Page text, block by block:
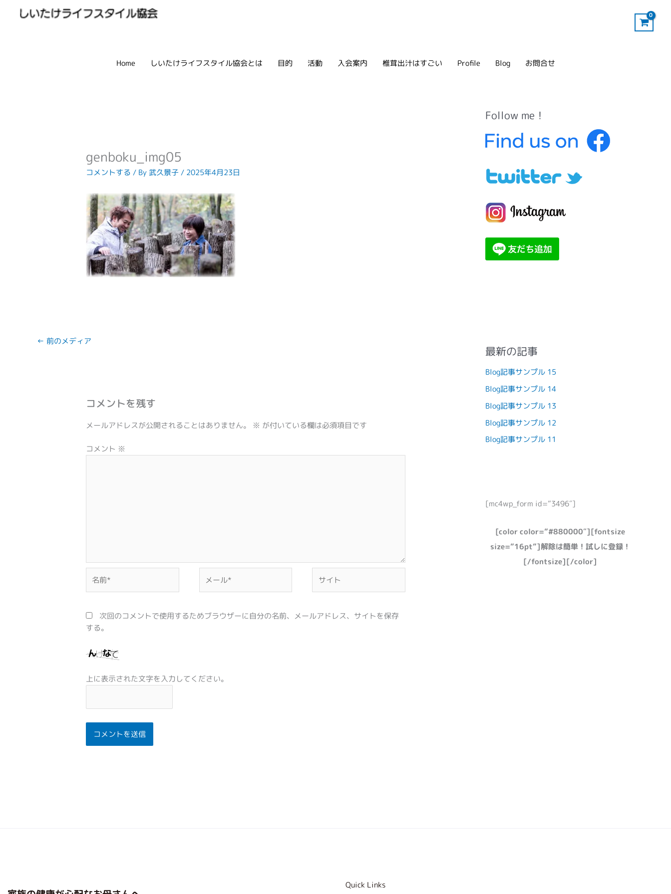
Home しいたけライフスタイル協会とは 目的 活動 入会案内 椎茸出汁はすごい Profile Blog お問合せ
genboku_img05
コメントする / By 武久景子/ 2025年4月23日
← 前のメディア
コメントを残す
メールアドレスが公開されることはありません。 ※ が付いている欄は必須項目です
コメント ※
前
次回のコメントで使用するためブラウザーに自分の名前、メールアドレス、サイトを保存
する。
上に表示された文字を入力してください。
Follow me！
最新の記事
Blog記事サンプル 15
Blog記事サンプル 14
Blog記事サンプル 13
Blog記事サンプル 12
Blog記事サンプル 11
[mc4wp_form id=”3496″]
[color color=”#880000″][fontsize
size=”16pt”]解除は簡単！試しに登録！
[/fontsize][/color]
Quick Links